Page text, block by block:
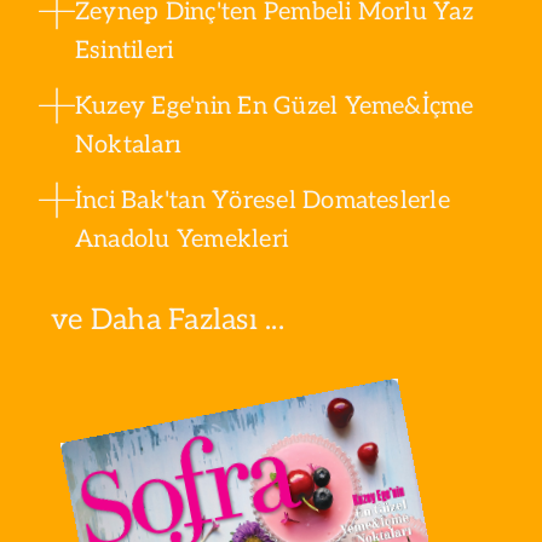
Zeynep Dinç'ten Pembeli Morlu Yaz
Esintileri
Kuzey Ege'nin En Güzel Yeme&İçme
Noktaları
İnci Bak'tan Yöresel Domateslerle
Anadolu Yemekleri
ve Daha Fazlası ...